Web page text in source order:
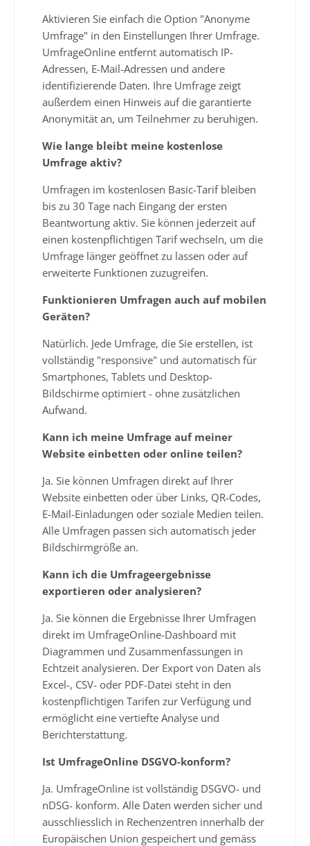
Aktivieren Sie einfach die Option "Anonyme
Umfrage" in den Einstellungen Ihrer Umfrage.
UmfrageOnline entfernt automatisch IP-
Adressen, E-Mail-Adressen und andere
identifizierende Daten. Ihre Umfrage zeigt
außerdem einen Hinweis auf die garantierte
Anonymität an, um Teilnehmer zu beruhigen.
Wie lange bleibt meine kostenlose
Umfrage aktiv?
Umfragen im kostenlosen Basic-Tarif bleiben
bis zu 30 Tage nach Eingang der ersten
Beantwortung aktiv. Sie können jederzeit auf
einen kostenpflichtigen Tarif wechseln, um die
Umfrage länger geöffnet zu lassen oder auf
erweiterte Funktionen zuzugreifen.
Funktionieren Umfragen auch auf mobilen
Geräten?
Natürlich. Jede Umfrage, die Sie erstellen, ist
vollständig "responsive" und automatisch für
Smartphones, Tablets und Desktop-
Bildschirme optimiert - ohne zusätzlichen
Aufwand.
Kann ich meine Umfrage auf meiner
Website einbetten oder online teilen?
Ja. Sie können Umfragen direkt auf Ihrer
Website einbetten oder über Links, QR-Codes,
E-Mail-Einladungen oder soziale Medien teilen.
Alle Umfragen passen sich automatisch jeder
Bildschirmgröße an.
Kann ich die Umfrageergebnisse
exportieren oder analysieren?
Ja. Sie können die Ergebnisse Ihrer Umfragen
direkt im UmfrageOnline-Dashboard mit
Diagrammen und Zusammenfassungen in
Echtzeit analysieren. Der Export von Daten als
Excel-, CSV- oder PDF-Datei steht in den
kostenpflichtigen Tarifen zur Verfügung und
ermöglicht eine vertiefte Analyse und
Berichterstattung.
Ist UmfrageOnline DSGVO-konform?
Ja. UmfrageOnline ist vollständig DSGVO- und
nDSG- konform. Alle Daten werden sicher und
ausschliesslich in Rechenzentren innerhalb der
Europäischen Union gespeichert und gemäss